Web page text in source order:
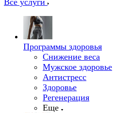
Все услуги
Программы здоровья
Снижение веса
Мужское здоровье
Антистресс
Здоровье
Регенерация
Еще